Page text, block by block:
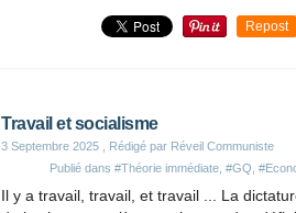
Repost
Travail et socialisme
3 Septembre 2025 , Rédigé par Réveil Communiste
Publié dans #Théorie immédiate #GQ
Il y a travail, travail, et travail ... La